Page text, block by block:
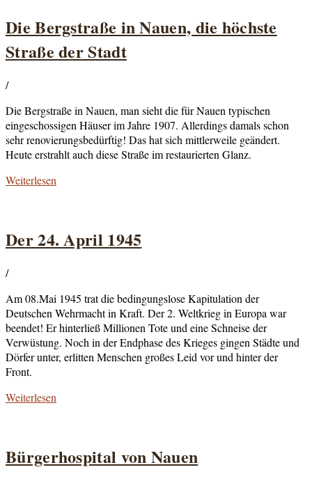
Die Bergstraße in Nauen, die höchste
Straße der Stadt
/
Die Bergstraße in Nauen, man sieht die für Nauen typischen
eingeschossigen Häuser im Jahre 1907. Allerdings damals schon
sehr renovierungsbedürftig! Das hat sich mittlerweile geändert.
Heute erstrahlt auch diese Straße im restaurierten Glanz.
Weiterlesen
Der 24. April 1945
/
Am 08.Mai 1945 trat die bedingungslose Kapitulation der
Deutschen Wehrmacht in Kraft. Der 2. Weltkrieg in Europa war
beendet! Er hinterließ Millionen Tote und eine Schneise der
Verwüstung. Noch in der Endphase des Krieges gingen Städte und
Dörfer unter, erlitten Menschen großes Leid vor und hinter der
Front.
Weiterlesen
Bürgerhospital von Nauen